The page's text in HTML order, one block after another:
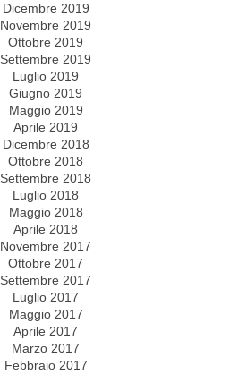
Dicembre 2019
Novembre 2019
Ottobre 2019
Settembre 2019
Luglio 2019
Giugno 2019
Maggio 2019
Aprile 2019
Dicembre 2018
Ottobre 2018
Settembre 2018
Luglio 2018
Maggio 2018
Aprile 2018
Novembre 2017
Ottobre 2017
Settembre 2017
Luglio 2017
Maggio 2017
Aprile 2017
Marzo 2017
Febbraio 2017